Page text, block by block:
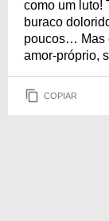
como um luto!
buraco
poucos… Mas
amor-próprio,
COPIAR